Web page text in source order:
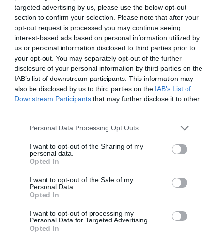
targeted advertising by us, please use the below opt-out
section to confirm your selection. Please note that after your
opt-out request is processed you may continue seeing
interest-based ads based on personal information utilized by
us or personal information disclosed to third parties prior to
your opt-out. You may separately opt-out of the further
disclosure of your personal information by third parties on the
IAB’s list of downstream participants. This information may
also be disclosed by us to third parties on the IAB’s List of
Downstream Participants that may further disclose it to other
Please note that this website/app uses one or more Google
not limited to your visit or usage behaviour. You may click to
grant or deny consent to Google and its third-party tags to
use your data for below specified purposes in below Google
consent section.
Personal Data Processing Opt Outs
I want to opt-out of the Sharing of my
personal data.
Opted In
I want to opt-out of the Sale of my
Personal Data.
Opted In
I want to opt-out of processing my
Personal Data for Targeted Advertising.
Opted In
07 Ιουλ 2026 11:08
ΠΑΣΟΚ: Διεύρυνση με 46 νέα πρόσωπα –
Αντιδράσεις και συζητήσεις για τον διορισμό της
συζύγου Φαραντούρη
Πολιτική
07 Ιουλ 2026 09:32
Χατζηδάκης για Σαμαρά: «Αν προχωρήσει σε νέο
κόμμα, θα κάνει μεγαλύτερη ζημιά»
Πολιτική
06 Ιουλ 2026 11:19
Δημοσκόπηση Prorata: Στο 25% η ΝΔ– Άνοδος για
Δημοκρατία